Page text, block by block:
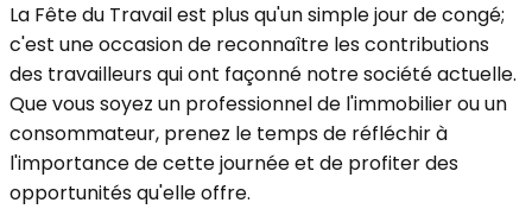
La Fête du Travail est plus qu'un simple jour de congé;
c'est une occasion de reconnaître les contributions
des travailleurs qui ont façonné notre société actuelle.
Que vous soyez un professionnel de l'immobilier ou un
consommateur, prenez le temps de réfléchir à
l'importance de cette journée et de profiter des
opportunités qu'elle offre.